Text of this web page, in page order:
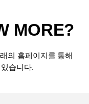
MORE?
의 홈페이지를 통해
습니다.